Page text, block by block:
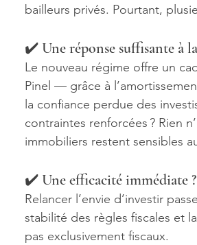
bailleurs privés. Pourtant,
✔️ Une réponse suffisante à
Le nouveau régime offre un
Pinel — grâce à
la confiance perdue des
contraintes renforcées ? Rien
immobiliers restent sensibles
✔️ Une efficacité immédiate ?
Relancer l’envie d’investir
stabilité des règles fiscales et
pas exclusivement fiscaux.